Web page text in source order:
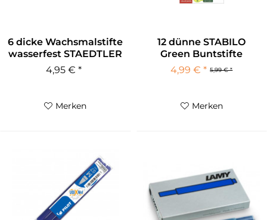
6 dicke Wachsmalstifte
wasserfest STAEDTLER
4,95 € *
Merken
12 dünne STABILO
Green Buntstifte
5,99 € *
4,99 € *
Merken